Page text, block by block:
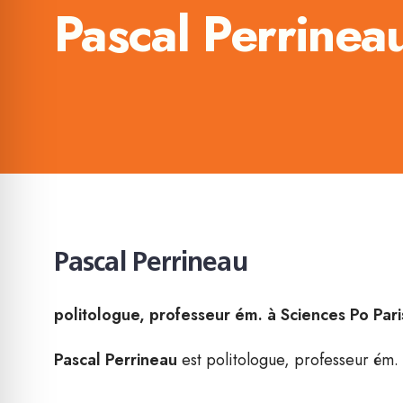
Pascal
Pascal Perrineau
politologue, professeur ém. à Sciences Po
Pascal Perrineau est politologue, professeur